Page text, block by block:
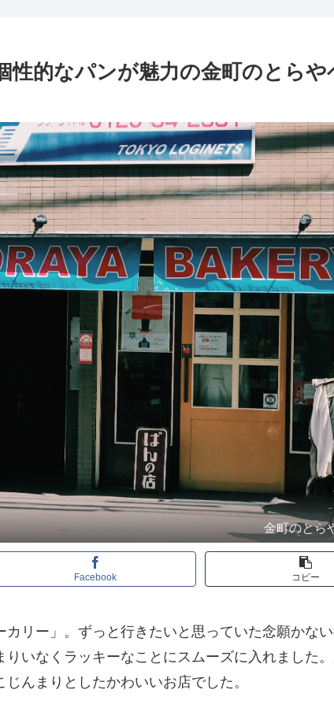
性的なパンが魅力の金町のとらや
金町のとら
Facebook コピー
リー」。ずっと行きたいと思っていた念願かな
りいなくラッキーなことにスムーズに入れました
んまりとしたかわいいお店でした。